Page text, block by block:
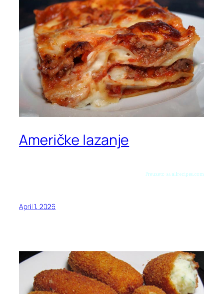
Američke lazanje
Preuzeto sa allrecipes.com
April 1, 2026